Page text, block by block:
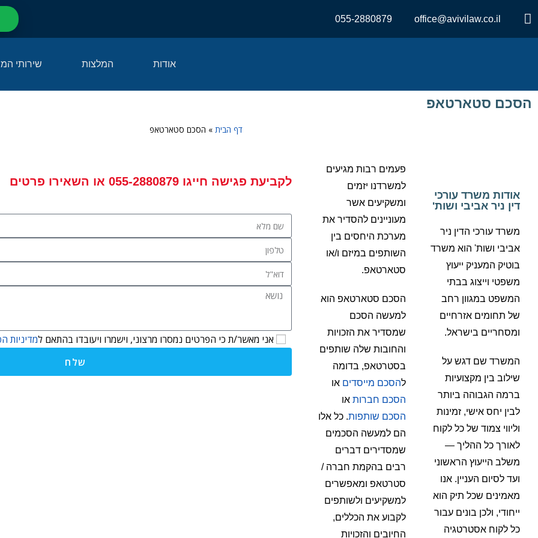
office@avivilaw.co.il
055-2880879
אודות המלצות שירותי
הסכם סטארטאפ
דף הבית » הסכם סטארטאפ
אודות משרד עורכי
דין ניר אביבי ושות'
משרד עורכי הדין ניר
אביבי ושות' הוא משרד
בוטיק המעניק ייעוץ
משפטי וייצוג בבתי
המשפט במגוון רחב
של תחומים אזרחיים
ומסחריים בישראל.
המשרד שם דגש על
שילוב בין מקצועיות
ברמה הגבוהה ביותר
לבין יחס אישי, זמינות
וליווי צמוד של כל לקוח
לאורך כל ההליך —
משלב הייעוץ הראשוני
ועד לסיום העניין. אנו
מאמינים שכל תיק הוא
ייחודי, ולכן בונים עבור
כל לקוח אסטרטגיה
פעמים רבות מגיעים
למשרדנו יזמים
ומשקיעים אשר
מעוניינים להסדיר את
מערכת היחסים בין
השותפים במיזם ו/או
סטארטאפ.
הסכם סטארטאפ הוא
למעשה הסכם
שמסדיר את הזכויות
והחובות שלה שותפים
בסטרטאפ, בדומה
להסכם מייסדים או
הסכם חברותאו
הסכם שותפות. כל אלו
הם למעשה הסכמים
שמסדירים דברים
רבים בהקמת חברה /
סטרטאפ ומאפשרים
למשקיעים ולשותפים
לקבוע את הכללים,
החיובים והזכויות
לקביעת פגישה חייגו 055-2880879או השאירו פרטים
אני מאשר/ת כי הפרטים נמסרו מרצוני, וישמרו ויעובדו בהתאם למדיניות
שלח